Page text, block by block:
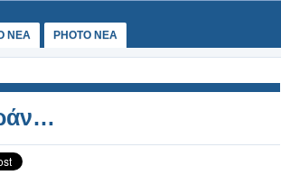
NEA PHOTO NEA